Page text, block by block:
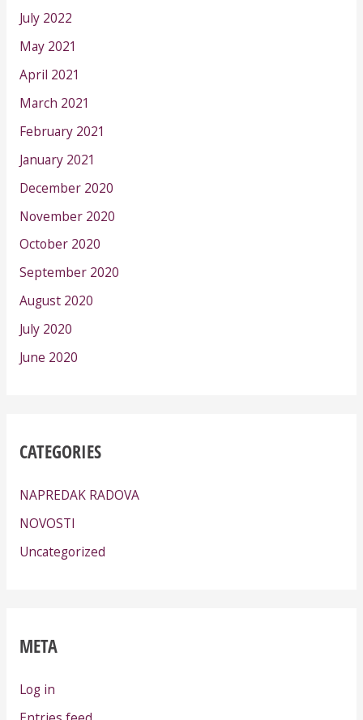
July 2022
May 2021
April 2021
March 2021
February 2021
January 2021
December 2020
November 2020
October 2020
September 2020
August 2020
July 2020
June 2020
CATEGORIES
NAPREDAK RADOVA
NOVOSTI
Uncategorized
META
Log in